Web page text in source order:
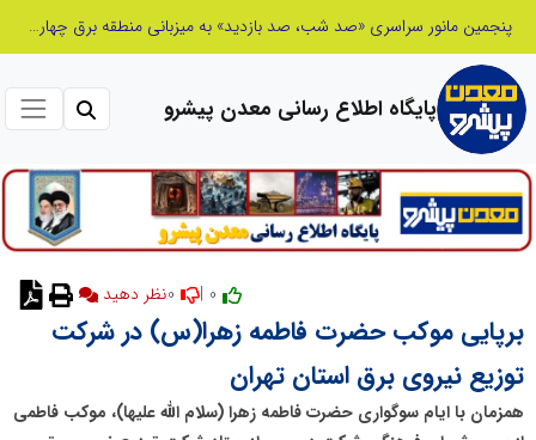
شانزدهمین مانور سراسری طرح مهتاب در استان تهران به میزبانی منطقه برق لواسان
پایگاه اطلاع رسانی معدن پیشرو
نظر دهید
برپایی موکب حضرت فاطمه زهرا(س) در شرکت
توزیع نیروی برق استان تهران
همزمان با ایام سوگواری حضرت فاطمه زهرا (سلام الله علیها)، موکب فاطمی